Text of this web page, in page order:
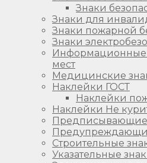
Знаки
Знаки для
Знаки пожарной
Знаки
Информационные
мест
Медицинские
Наклейки ГОСТ
Наклейки
Наклейки Не
Предписывающие
Строительные
Указательные